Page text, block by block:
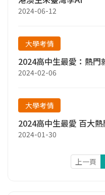
2024-06-12
大學考情
2024高中生最愛：熱門
2024-02-06
大學考情
2024高中生最愛 百大
2024-01-30
上一頁